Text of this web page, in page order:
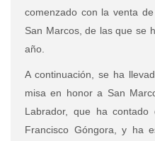
comenzado con la venta
San Marcos, de las que se
año.
A continuación, se ha
misa en honor a San
Labrador, que ha contado
Francisco Góngora, y ha